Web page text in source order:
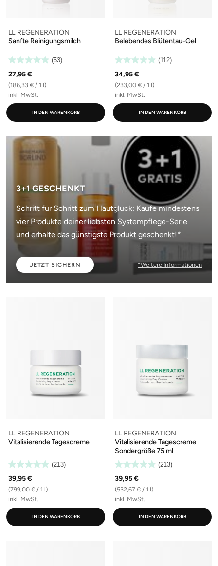
LL REGENERATION
Sanfte Reinigungsmilch
(53)
27,95 €
(186,33 € / 1 l)
inkl. MwSt.
IN DEN WARENKORB
LL REGENERATION
Belebendes Blütentau-Gel
(112)
34,95 €
(233,00 € / 1 l)
inkl. MwSt.
IN DEN WARENKORB
3+1 GESCHENKT
Schritt für Schritt zum Hautglück: Kaufe mindestens
vier Produkte deiner liebsten Systempflege-Serie
und erhalte das günstigste Produkt geschenkt!*
JETZT SICHERN *Weitere Informationen
LL REGENERATION
Vitalisierende Tagescreme
(213)
39,95 €
(799,00 € / 1 l)
inkl. MwSt.
IN DEN WARENKORB
LL REGENERATION
Vitalisierende Tagescreme
Sondergröße 75 ml
(213)
39,95 €
(532,67 € / 1 l)
inkl. MwSt.
IN DEN WARENKORB